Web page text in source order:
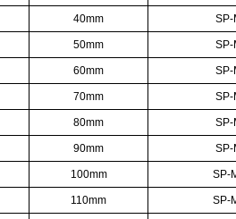
40mm SP-
50mm SP-
60mm SP-
70mm SP-
80mm SP-
90mm SP-
100mm SP-
110mm SP-